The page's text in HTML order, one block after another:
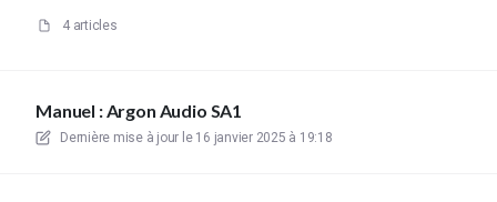
4 articles
Manuel : Argon Audio SA1
Dernière mise à jour le 16 janvier 2025 à 19:18